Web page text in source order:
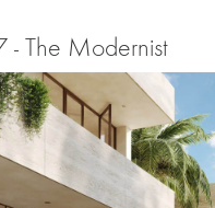
- The Modernist